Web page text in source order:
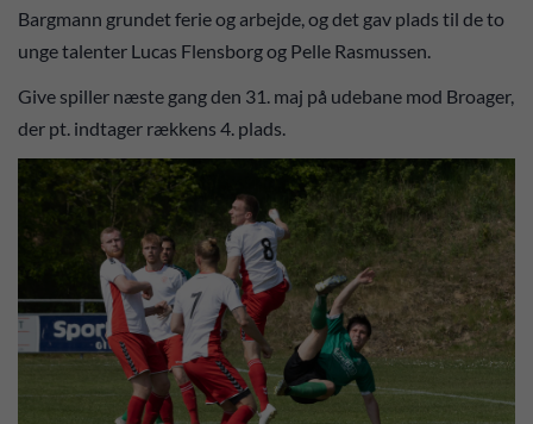
Bargmann grundet ferie og arbejde, og det gav plads til de to
unge talenter Lucas Flensborg og Pelle Rasmussen.
Give spiller næste gang den 31. maj på udebane mod Broager,
der pt. indtager rækkens 4. plads.